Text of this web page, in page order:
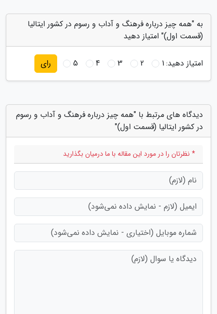
به "همه چیز درباره فرهنگ و آداب و رسوم در کشور ایتالیا
(قسمت اول)" امتیاز دهید
امتیاز دهید:1
2
3
4
5 رای
دیدگاه های مرتبط با "همه چیز درباره فرهنگ و آداب و رسوم
در کشور ایتالیا (قسمت اول)"
* نظرتان را در مورد این مقاله با ما درمیان بگذارید